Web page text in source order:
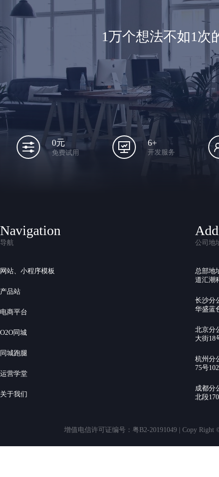
1万个想法不如1次
0元
免费试用
6+
开发服务
Navigation
导航
网站、小程序模板
产品站
电商平台
O2O同城
同城跑腿
运营学堂
关于我们
公司地
总部地
道汇潮
长沙分
华盛蓝
北京分
大街18
杭州分
75号
成都分
北段
增值电信许可证编号：粤B2-20191049 | Copy